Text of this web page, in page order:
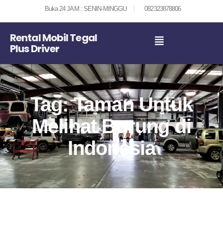
Buka 24 JAM : SENIN-MINGGU 082323878806
Rental Mobil Tegal
Plus Driver
Tag: Taman Untuk
Melihat Burung di
Indonesia